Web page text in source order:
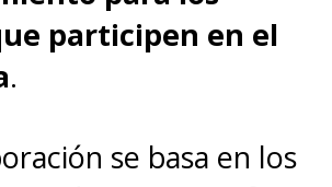
participen en el
.
se basa en los